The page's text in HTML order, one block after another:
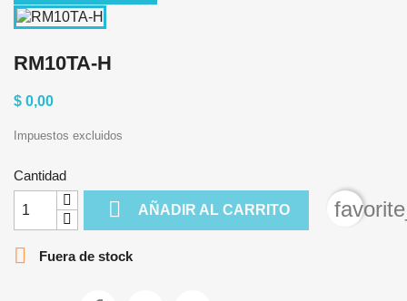
RM10TA-H
$ 0,00
Impuestos excluidos
Cantidad
 AÑADIR AL CARRITO

Fuera de stock